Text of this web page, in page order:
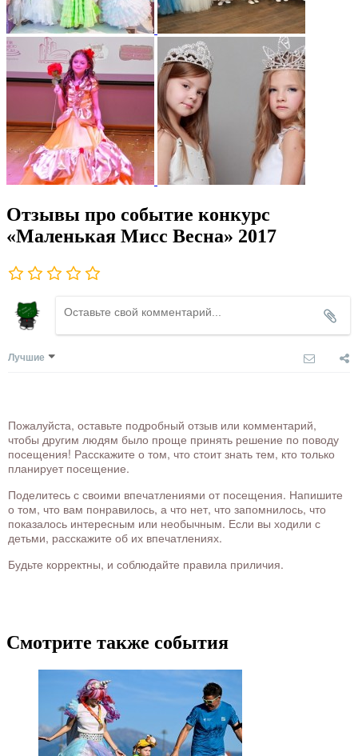
Отзывы про событие конкурс
«Маленькая Мисс Весна» 2017
Лучшие
Пожалуйста, оставьте подробный отзыв или комментарий,
чтобы другим людям было проще принять решение по поводу
посещения! Расскажите о том, что стоит знать тем, кто только
планирует посещение.
Поделитесь с своими впечатлениями от посещения. Напишите
о том, что вам понравилось, а что нет, что запомнилось, что
показалось интересным или необычным. Если вы ходили с
детьми, расскажите об их впечатлениях.
Будьте корректны, и соблюдайте правила приличия.
Смотрите также события